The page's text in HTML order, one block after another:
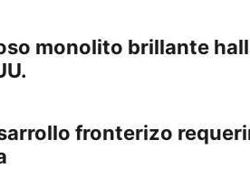
monolito brillante
fronterizo